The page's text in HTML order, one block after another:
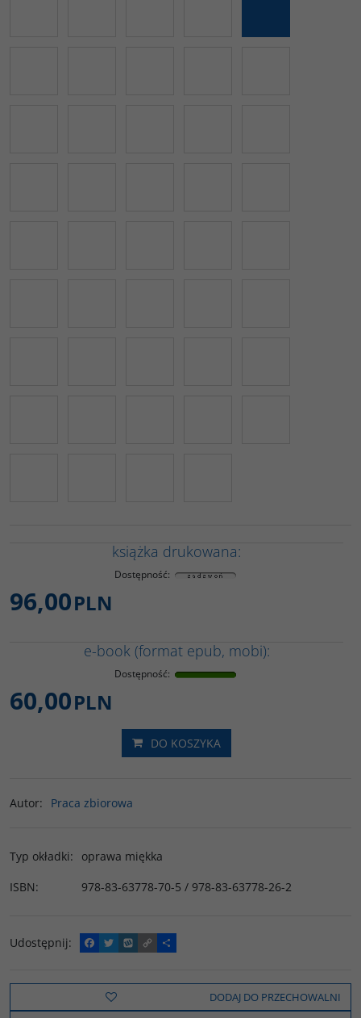
książka drukowana:
Dostępność:
96,00PLN
e-book (format epub, mobi):
Dostępność:
60,00PLN
DO KOSZYKA
Autor: Praca zbiorowa
Typ okładki:
oprawa miękka
ISBN: 978-83-63778-70-5 / 978-83-63778-26-2
Udostępnij:
F
a
e
o
T
w
t
t
e
W
y
o
C
o
y
i
P
o
z
e
DODAJ DO PRZECHOWALNI